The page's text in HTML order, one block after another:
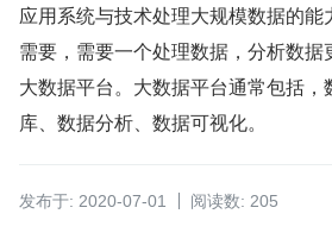
应用系统与技术处理大规模数据的
需要，需要一个处理数据，分析数
大数据平台。大数据平台通常包括
库、数据分析、数据可视化。
发布于: 2020-07-01 阅读数: 205